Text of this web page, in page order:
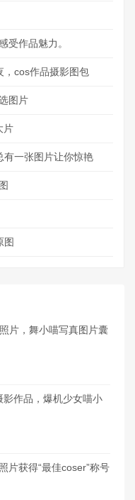
受作品魅力。
，cos作品摄影图包
图片
片
有一张图片让你惊艳
图
片，舞小喵写真图片囊
影作品，爆机少女喵小
片获得“最佳coser”称号